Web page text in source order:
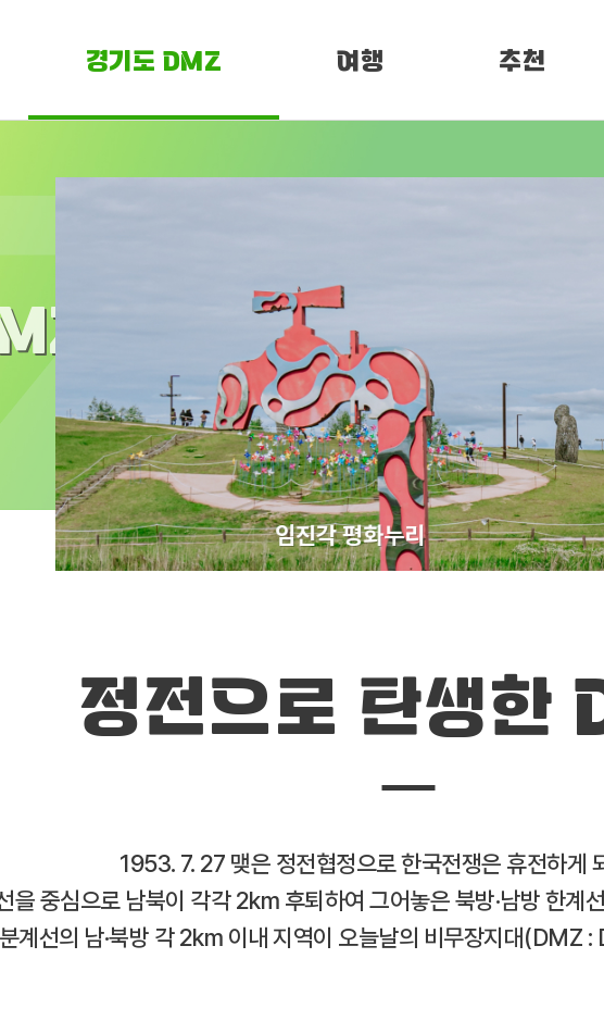
경기도 DMZ 여행
DMZ 평화누리길
추천
소개
임진각 평화누리
정전으로 탄생한
1953. 7. 27 맺은 정전협정으로 한국전쟁은 휴전하게
을 중심으로 남북이 각각 2km 후퇴하여 그어놓은 북방·남방 한
계선의 남·북방 각 2km 이내 지역이 오늘날의 비무장지대